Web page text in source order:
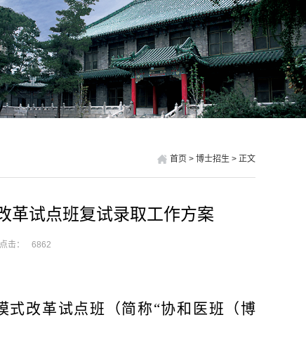
首页 > 博士招生 > 正文
革试点班复试录取工作方案
点击： 6862
式改革试点班 （简称“协和医班（博